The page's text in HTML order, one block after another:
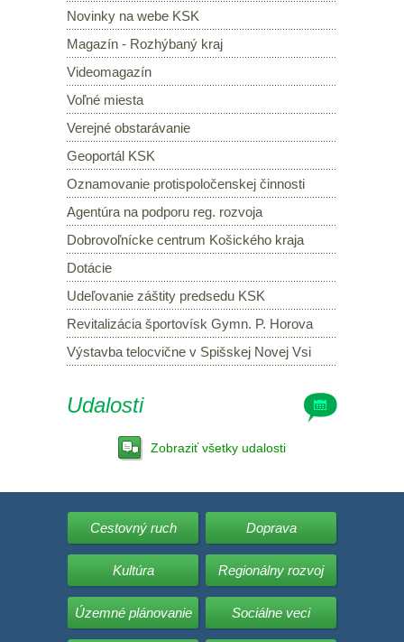
Novinky na webe KSK
Magazín - Rozhýbaný kraj
Videomagazín
Voľné miesta
Verejné obstarávanie
Geoportál KSK
Oznamovanie protispoločenskej činnosti
Agentúra na podporu reg. rozvoja
Dobrovoľnícke centrum Košického kraja
Dotácie
Udeľovanie záštity predsedu KSK
Revitalizácia športovísk Gymn. P. Horova
Výstavba telocvične v Spišskej Novej Vsi
Udalosti
Zobraziť všetky udalosti
Cestovný ruch Doprava
Kultúra Regionálny rozvoj
Územné plánovanie Sociálne veci